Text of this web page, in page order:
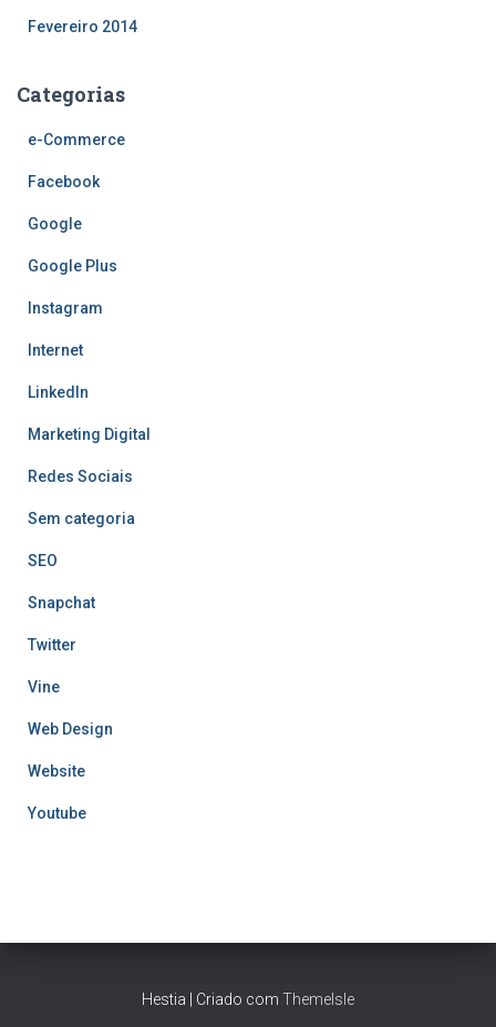
Fevereiro 2014
Categorias
e-Commerce
Facebook
Google
Google Plus
Instagram
Internet
LinkedIn
Marketing Digital
Redes Sociais
Sem categoria
SEO
Snapchat
Twitter
Vine
Web Design
Website
Youtube
Hestia | Criado com ThemeIsle